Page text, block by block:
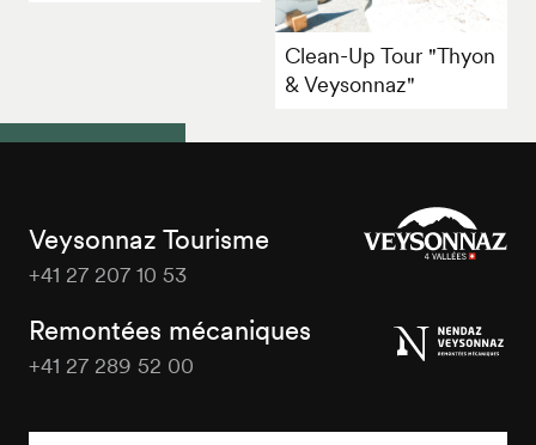
Clean-Up Tour "Thyon
& Veysonnaz"
Veysonnaz Tourisme
+41 27 207 10 53
Remontées mécaniques
+41 27 289 52 00